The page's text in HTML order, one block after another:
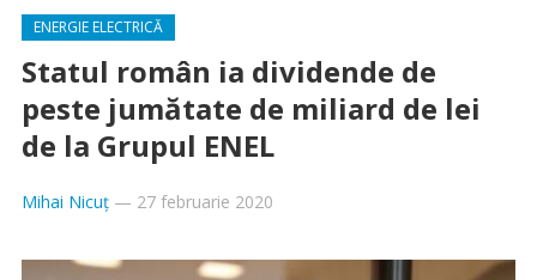
ENERGIE ELECTRICĂ
Statul român ia dividende de
peste jumătate de miliard de lei
de la Grupul ENEL
Mihai Nicuț— 27 februarie 2020